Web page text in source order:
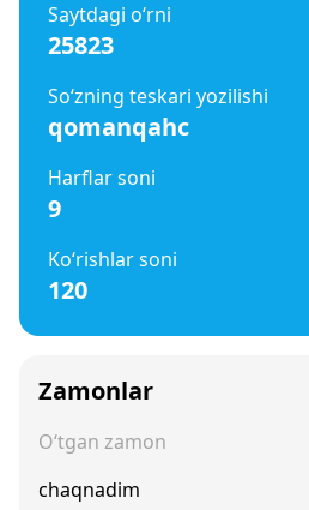
Saytdagi o‘rni
25823
So‘zning teskari yozilishi
qomanqahc
Harflar soni
9
Ko‘rishlar soni
120
Zamonlar
O‘tgan zamon
chaqnadim